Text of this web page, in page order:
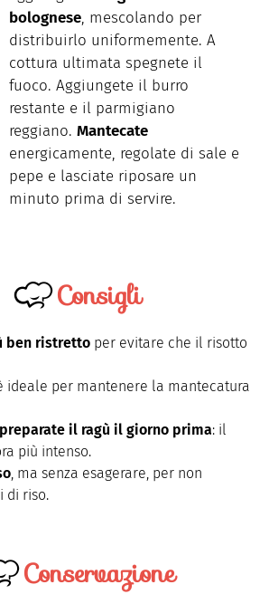
bolognese, mescolando per
distribuirlo uniformemente. A
cottura ultimata spegnete il
fuoco. Aggiungete il burro
restante e il parmigiano
reggiano. Mantecate
energicamente, regolate di sale e
pepe e lasciate riposare un
minuto prima di servire.
Consigli
ben ristretto per evitare che il risotto
ideale per mantenere la mantecatura
preparate il ragù il giorno prima: il
più intenso.
, ma senza esagerare, per non
di riso.
Conservazione